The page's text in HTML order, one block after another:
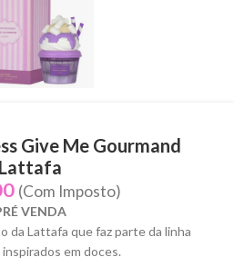
Give Me Gourmand
Lattafa
(Com Imposto)
VENDA
da Lattafa que faz parte da linha
em doces.